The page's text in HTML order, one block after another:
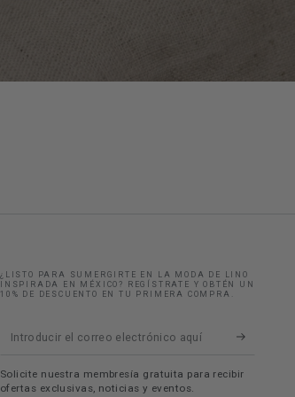
¿LISTO PARA SUMERGIRTE EN LA MODA DE LINO
INSPIRADA EN MÉXICO? REGÍSTRATE Y OBTÉN UN
10% DE DESCUENTO EN TU PRIMERA COMPRA.
Introducir
correo
Solicite nuestra membresía gratuita para recibir
ofertas exclusivas, noticias y eventos.